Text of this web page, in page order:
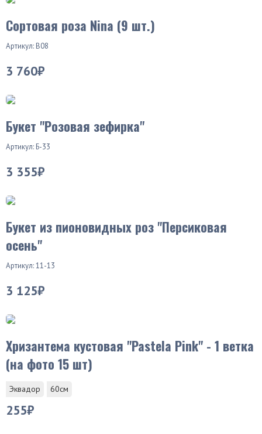
Сортовая роза Nina (9 шт.)
Артикул: В08
3 760₽
Букет "Розовая зефирка"
Артикул: Б-33
3 355₽
Букет из пионовидных роз "Персиковая
осень"
Артикул: 11-13
3 125₽
Хризантема кустовая "Pastela Pink" - 1 ветка
(на фото 15 шт)
Эквадор 60см
255₽